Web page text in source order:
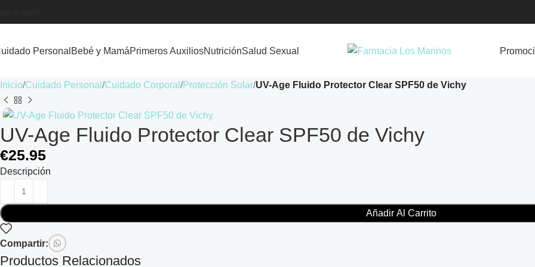
Personal Bebé y MamáPrimeros AuxiliosNutriciónSalud Sexual
Inicio Cuidado Personal Cuidado Corporal Protección Solar UV-Age Fluido Protector Clear SPF50 de Vichy
UV-Age Fluido Protector Clear SPF50 de Vichy
€25.95
Descripción
Añadir Al Carrito
Compartir:
Productos Relacionados